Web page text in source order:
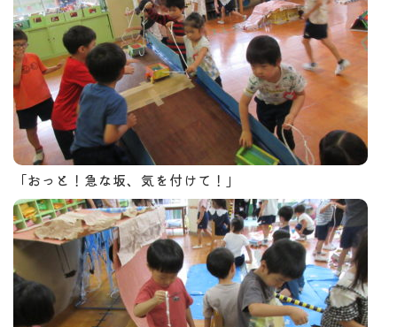
「おっと！急な坂、気を付けて！」